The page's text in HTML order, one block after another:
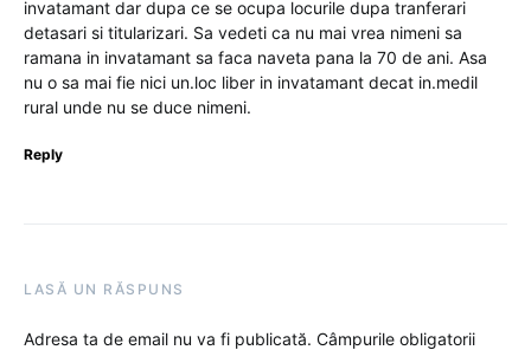
invatamant dar dupa ce se ocupa locurile dupa tranferari
detasari si titularizari. Sa vedeti ca nu mai vrea nimeni sa
ramana in invatamant sa faca naveta pana la 70 de ani. Asa
nu o sa mai fie nici un.loc liber in invatamant decat in.medil
rural unde nu se duce nimeni.
Reply
LASĂ UN RĂSPUNS
Adresa ta de email nu va fi publicată. Câmpurile obligatorii